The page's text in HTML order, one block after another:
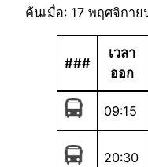
ค้นเมื่อ: 17 พฤศจิกาย
###
เวลา
ออก
09:15
20:30